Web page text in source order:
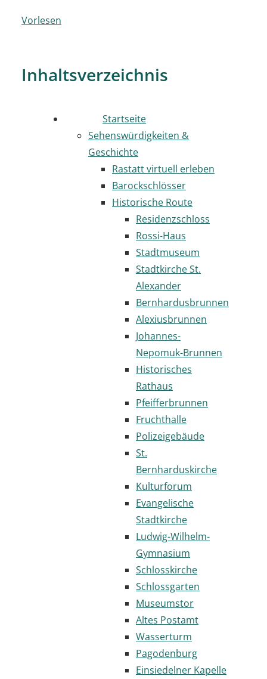
Vorlesen
Inhaltsverzeichnis
Startseite
Sehenswürdigkeiten &
Geschichte
Rastatt virtuell erleben
Barockschlösser
Historische Route
Residenzschloss
Rossi-Haus
Stadtmuseum
Stadtkirche St.
Alexander
Bernhardusbrunnen
Alexiusbrunnen
Johannes-
Nepomuk-Brunnen
Historisches
Rathaus
Pfeifferbrunnen
Fruchthalle
Polizeigebäude
St.
Bernharduskirche
Kulturforum
Evangelische
Stadtkirche
Ludwig-Wilhelm-
Gymnasium
Schlosskirche
Schlossgarten
Museumstor
Altes Postamt
Wasserturm
Pagodenburg
Einsiedelner Kapelle